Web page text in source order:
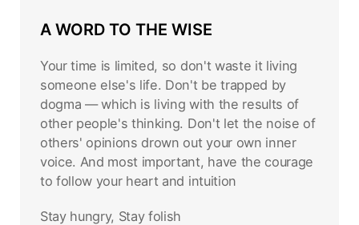
A WORD TO THE WISE
Your time is limited, so don't waste it living
someone else's life. Don't be trapped by
dogma — which is living with the results of
other people's thinking. Don't let the noise of
others' opinions drown out your own inner
voice. And most important, have the courage
to follow your heart and intuition
Stay hungry, Stay folish